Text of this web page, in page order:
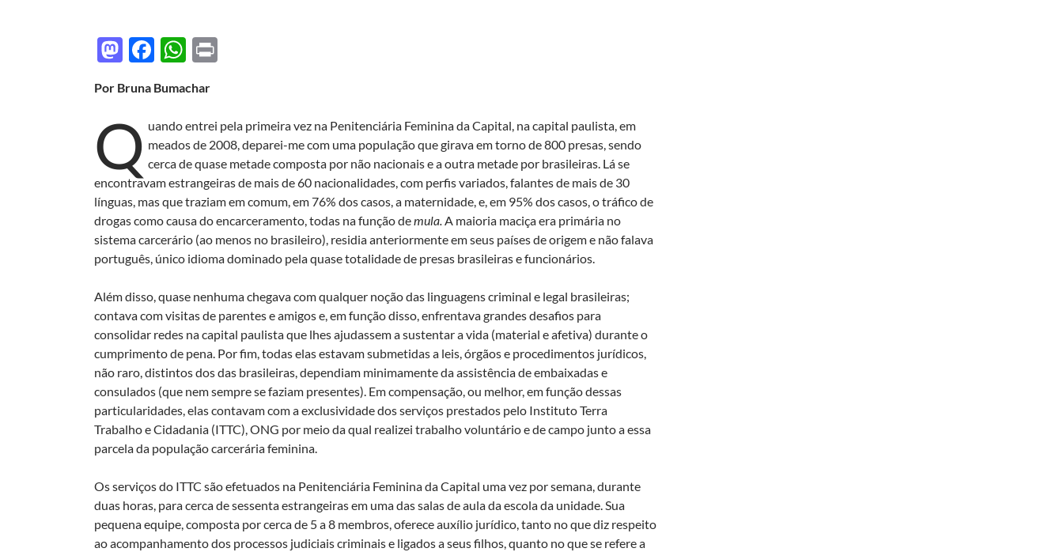
M
to
d
o
n
F
e
b
o
o
k
W
at
s
A
p
p
Por Bruna Bumachar
Q uando entrei pela primeira vez na Penitenciária Feminina da Capital, na capital paulista, em
meados de 2008, deparei-me com uma população que girava em torno de 800 presas, sendo
cerca de quase metade composta por não nacionais e a outra metade por brasileiras. Lá se
encontravam estrangeiras de mais de 60 nacionalidades, com perfis variados, falantes de mais de 30
línguas, mas que traziam em comum, em 76% dos casos, a maternidade, e, em 95% dos casos, o tráfico de
drogas como causa do encarceramento, todas na função demula.A maioria maciça era primária no
sistema carcerário (ao menos no brasileiro), residia anteriormente em seus países de origem e não falava
português, único idioma dominado pela quase totalidade de presas brasileiras e funcionários.
Além disso, quase nenhuma chegava com qualquer noção das linguagens criminal e legal brasileiras;
contava com visitas de parentes e amigos e, em função disso, enfrentava grandes desafios para
consolidar redes na capital paulista que lhes ajudassem a sustentar a vida (material e afetiva) durante o
cumprimento de pena. Por fim, todas elas estavam submetidas a leis, órgãos e procedimentos jurídicos,
não raro, distintos dos das brasileiras, dependiam minimamente da assistência de embaixadas e
consulados (que nem sempre se faziam presentes). Em compensação, ou melhor, em função dessas
particularidades, elas contavam com a exclusividade dos serviços prestados pelo Instituto Terra
Trabalho e Cidadania (ITTC), ONG por meio da qual realizei trabalho voluntário e de campo junto a essa
parcela da população carcerária feminina.
Os serviços do ITTC são efetuados na Penitenciária Feminina da Capital uma vez por semana, durante
duas horas, para cerca de sessenta estrangeiras em uma das salas de aula da escola da unidade. Sua
pequena equipe, composta por cerca de 5 a 8 membros, oferece auxílio jurídico, tanto no que diz respeito
ao acompanhamento dos processos judiciais criminais e ligados a seus filhos, quanto no que se refere a